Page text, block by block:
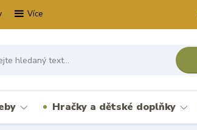
Více
Hračky a dětské doplňky